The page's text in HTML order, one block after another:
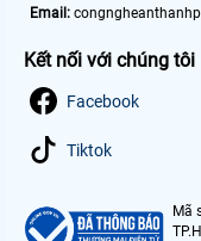
Email:
Kết nối với chúng tôi
Facebook
Tiktok
Mã